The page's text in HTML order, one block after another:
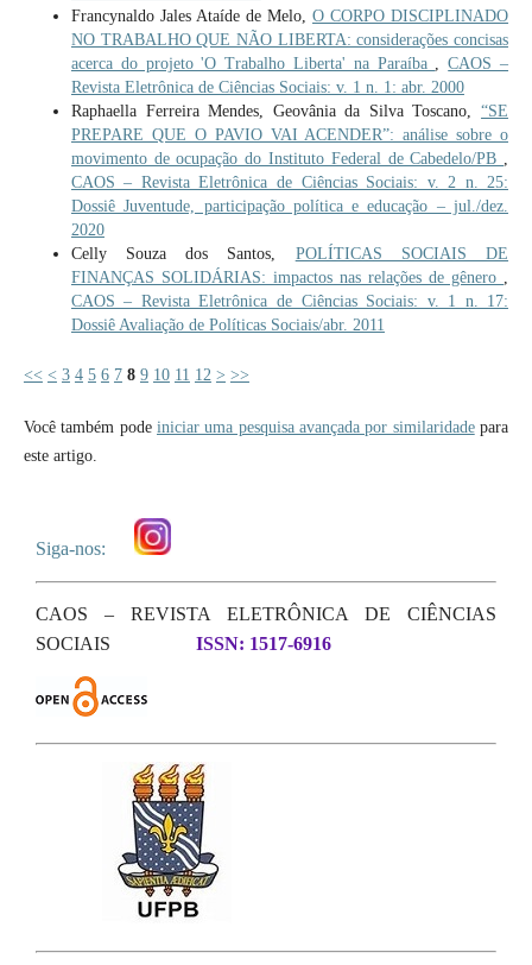
Francynaldo Jales Ataíde de Melo,O CORPO DISCIPLINADO
NO TRABALHO QUE NÃO LIBERTA: considerações concisas
acerca do projeto 'O Trabalho Liberta' na Paraíba
,CAOS –
Revista Eletrônica de Ciências Sociais: v. 1 n. 1: abr. 2000
Raphaella Ferreira Mendes, Geovânia da Silva Toscano,“SE
PREPARE QUE O PAVIO VAI ACENDER”: análise sobre o
movimento de ocupação do Instituto Federal de Cabedelo/PB
CAOS – Revista Eletrônica de Ciências Sociais: v. 2 n. 25:
Dossiê Juventude, participação política e educação – jul./dez.
2020
Celly Souza dos Santos, POLÍTICAS SOCIAIS DE
FINANÇAS SOLIDÁRIAS: impactos nas relações de gênero
CAOS – Revista Eletrônica de Ciências Sociais: v. 1 n. 17:
Dossiê Avaliação de Políticas Sociais/abr. 2011
<< < 3 4 5 6 7 8 9 10 11 12 > >>
Você também pode iniciar uma pesquisa avançada por similaridadepara
este artigo.
Siga-nos:
CAOS – REVISTA ELETRÔNICA DE CIÊNCIAS
SOCIAIS
ISSN: 1517-6916